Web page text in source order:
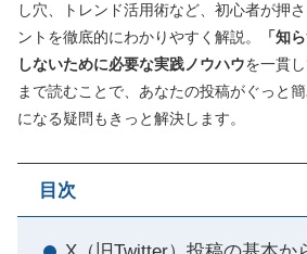
し穴、トレンド活用術など、初心者が押
ントを徹底的にわかりやすく解説。
「知
しないために必要な実践ノウハウを一貫
まで読むことで、あなたの投稿がぐっと
になる疑問もきっと解決します。
目次